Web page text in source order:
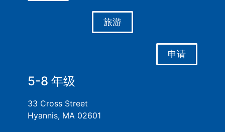
旅游
申请
5-8 年级
33 Cross Street
Hyannis, MA 02601